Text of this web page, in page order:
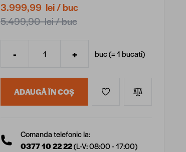
3.999,99 lei/ buc
5.499,90 lei/ buc
Cantitate
- + buc (=1bucati)
ADAUGĂ ÎN COȘ
Comanda telefonic la:
0377 10 22 22(L-V: 08:00 - 17:00)